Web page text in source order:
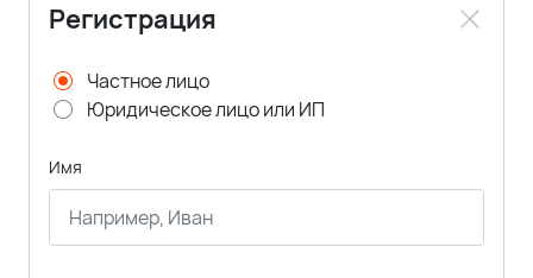
Регистрация
Частное лицо
Юридическое лицо или ИП
Имя